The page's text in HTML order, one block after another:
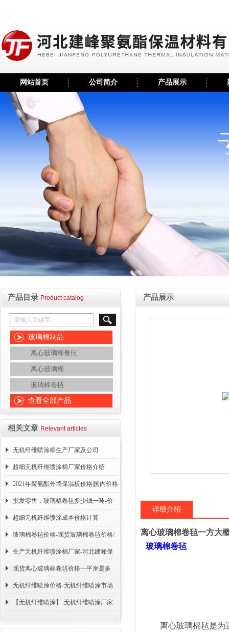
网站首页 公司简介 产品展示
产品目录 Product catalog
玻璃棉制品
离心玻璃棉卷毡
离心玻璃棉
玻璃棉卷毡
查看全部产品
相关文章 Relevant articles
无机纤维喷涂棉生产厂家及公司
超细无机纤维喷涂棉厂家价格介绍
2021年聚氨酯外墙保温板价格|国内价格
调整
批发零售：玻璃棉卷毡多少钱一吨-价
格咨询
超细无机纤维喷涂成本价格计算
玻璃棉卷毡价格-现货玻璃棉卷毡价格/
合理报价=今天
生产无机纤维喷涂棉厂家-河北建峰保
温材料有限公司
现货离心玻璃棉卷毡价格一平米是多
少？厂家报价
无机纤维喷涂价格-无机纤维喷涂市场
售价是多少？报价表
【无机纤维喷涂】-无机纤维喷涂厂家-
产品展示
详细介绍
离心玻璃棉卷毡一方大
玻璃棉卷毡
离心玻璃棉毡是为适